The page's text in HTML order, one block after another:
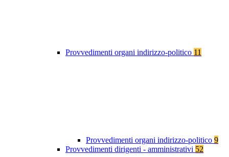
Provvedimenti organi indirizzo-politico 11
Provvedimenti organi indirizzo-politico 9
Provvedimenti dirigenti - amministrativi 52